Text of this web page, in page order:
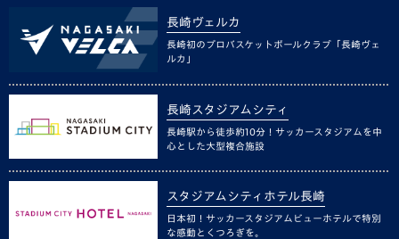
長崎ヴェルカ
長崎初のプロバスケットボールクラブ「長崎ヴェ
ルカ」
長崎スタジアムシティ
長崎駅から徒歩約10分！サッカースタジアムを中
心とした大型複合施設
スタジアムシティホテル長崎
日本初！サッカースタジアムビューホテルで特別
な感動とくつろぎを。